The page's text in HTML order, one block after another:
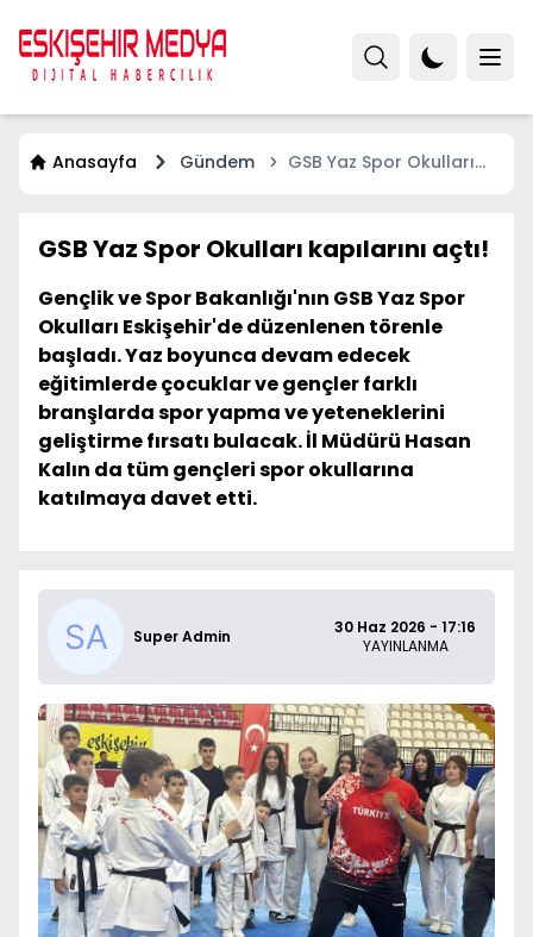
Anasayfa Gündem
GSB Yaz Spor Okulları
GSB Yaz Spor Okulları kapılarını açtı!
Gençlik ve Spor Bakanlığı'nın GSB Yaz Spor
Okulları Eskişehir'de düzenlenen törenle
başladı. Yaz boyunca devam edecek
eğitimlerde çocuklar ve gençler farklı
branşlarda spor yapma ve yeteneklerini
geliştirme fırsatı bulacak. İl Müdürü Hasan
Kalın da tüm gençleri spor okullarına
katılmaya davet etti.
Super Admin
30 Haz 2026 - 17:16
YAYINLANMA